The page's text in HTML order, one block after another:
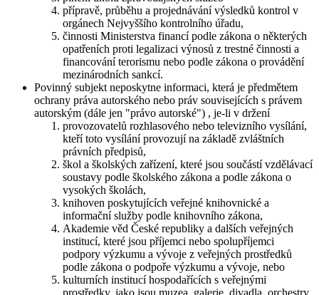
přípravě, průběhu a projednávání výsledků kontrol v
orgánech Nejvyššího kontrolního úřadu,
činnosti Ministerstva financí podle zákona o některých
opatřeních proti legalizaci výnosů z trestné činnosti a
financování terorismu nebo podle zákona o provádění
mezinárodních sankcí.
Povinný subjekt neposkytne informaci, která je předmětem
ochrany práva autorského nebo práv souvisejících s právem
autorským (dále jen "právo autorské") , je-li v držení
provozovatelů rozhlasového nebo televizního vysílání,
kteří toto vysílání provozují na základě zvláštních
právních předpisů,
škol a školských zařízení, které jsou součástí vzdělávací
soustavy podle školského zákona a podle zákona o
vysokých školách,
knihoven poskytujících veřejné knihovnické a
informační služby podle knihovního zákona,
Akademie věd České republiky a dalších veřejných
institucí, které jsou příjemci nebo spolupříjemci
podpory výzkumu a vývoje z veřejných prostředků
podle zákona o podpoře výzkumu a vývoje, nebo
kulturních institucí hospodařících s veřejnými